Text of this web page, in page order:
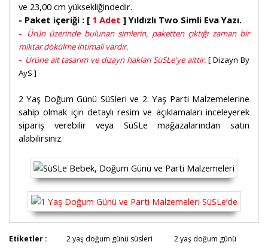
ve 23,00 cm yüksekliğindedir.
- Paket içeriği : [ 1 Adet ] Yıldızlı Two Simli Eva Yazı.
-
Ürün üzerinde bulunan simlerin, paketten çıktığı zaman bir
miktar dökülme ihtimali vardır.
- Ürüne ait tasarım ve dizayn hakları SüSLe'ye aittir. [ Dizayn By
AyS ]
2 Yaş Doğum Günü SüSleri ve 2. Yaş Parti Malzemelerine
sahip olmak için detaylı resim ve açıklamaları inceleyerek
sipariş verebilir veya SüSLe mağazalarından satın
alabilirsiniz.
Bu ürünün fiyat bilgisi, resim, ürün açıklamalarında ve
Etiketler : 2 yaş doğum günü süsleri
2 yaş doğum günü